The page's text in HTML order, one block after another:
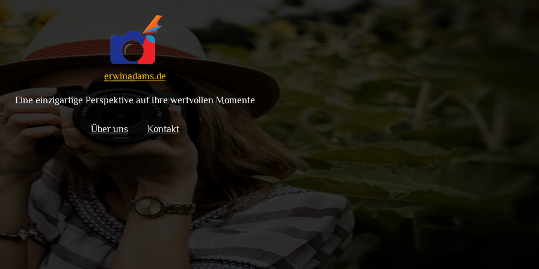
erwinadams.de
Eine einzigartige Perspektive auf Ihre wertvollen Momente
Über uns Kontakt